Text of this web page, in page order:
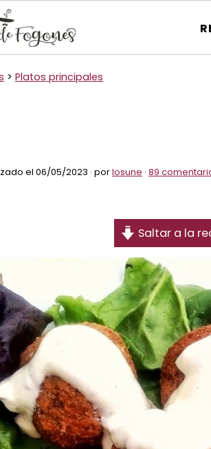
> Platos principales
el 06/05/2023 · porIosune · 89
Saltar a la